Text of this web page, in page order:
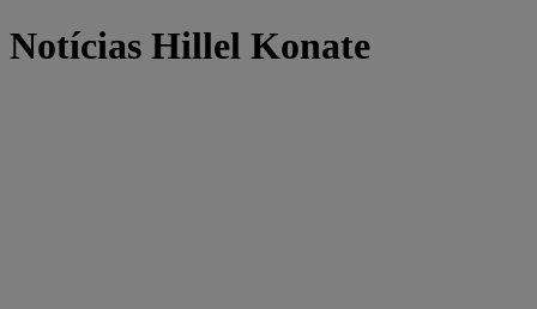
Notícias Hillel Konate